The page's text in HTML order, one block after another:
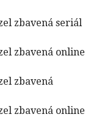
zbavená seriál
zbavená online
zbavená
zbavená online